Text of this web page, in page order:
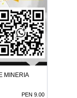
MINERIA
PEN 9.00